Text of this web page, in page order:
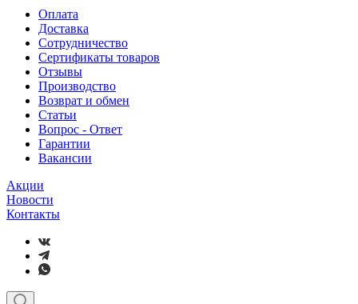
Оплата
Доставка
Сотрудничество
Сертификаты товаров
Отзывы
Производство
Возврат и обмен
Статьи
Вопрос - Ответ
Гарантии
Вакансии
Акции
Новости
Контакты